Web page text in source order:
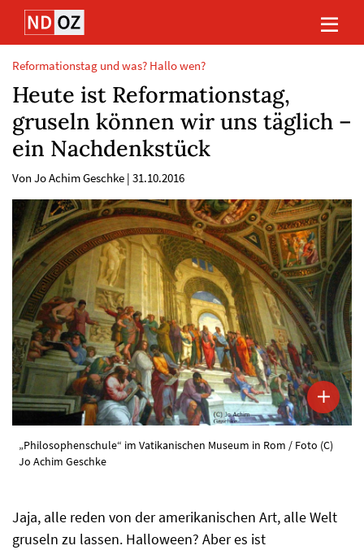
Direkt
Inhalt
(Eingabetaste)
Direkt
Hauptmenu
(Eingabetaste)
Direkt
Suche
(Eingabetaste)
Direkt
Footer
(Eingabetaste)
Reformationstag und was? Hallo wen?
Heute ist Reformationstag,
gruseln können wir uns täglich –
ein Nachdenkstück
Von Jo Achim Geschke | 31.10.2016
„Philosophenschule“ im Vatikanischen Museum in Rom / Foto (C)
Jo Achim Geschke
Jaja, alle reden von der amerikanischen Art, alle Welt
gruseln zu lassen. Halloween? Aber es ist